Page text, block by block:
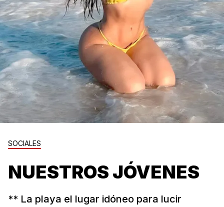
SOCIALES
NUESTROS JÓVENES
** La playa el lugar idóneo para lucir